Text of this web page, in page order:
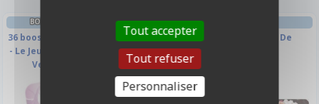
BOITE DE BOOSTERS FRANÇAIS
36 boosters - D3 - Cluster Duel 3
- Le Jeu des Dieux : Révolution -
Version Francaise
60x35cm - Souvenirs De
Tout accepter
Tout refuser
Personnaliser